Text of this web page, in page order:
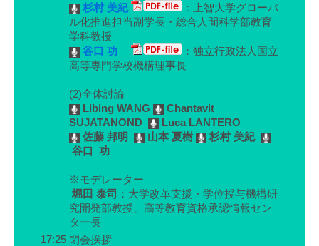
杉村 美紀
：上智大学グローバ
ル化推進担当副学長・総合人間科学部教育
学科教授
谷口 功
：独立行政法人国立
高等専門学校機構理事長
(2)全体討論
Libing WANG
Chantavit
SUJATANOND
Luca LANTERO
佐藤 邦明
山本 夏樹
杉村 美紀
谷口 功
※モデレーター
堀田 泰司 ：大学改革支援・学位授与機構研
究開発部教授、高等教育資格承認情報セン
ター長
17:25 閉会挨拶